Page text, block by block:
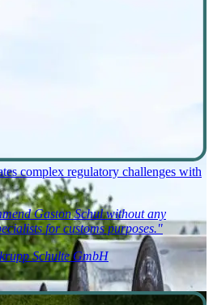
complex regulatory challenges with
Gaston Schul without any
for customs purposes."
Schulte GmbH